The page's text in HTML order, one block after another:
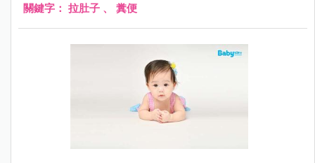
關鍵字： 拉肚子 、 糞便